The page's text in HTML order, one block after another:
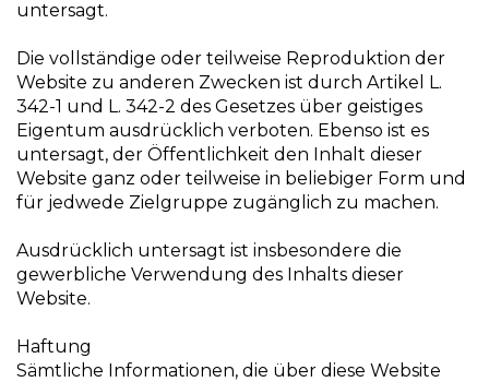
untersagt.
Die vollständige oder teilweise Reproduktion der
Website zu anderen Zwecken ist durch Artikel L.
342-1 und L. 342-2 des Gesetzes über geistiges
Eigentum ausdrücklich verboten. Ebenso ist es
untersagt, der Öffentlichkeit den Inhalt dieser
Website ganz oder teilweise in beliebiger Form und
für jedwede Zielgruppe zugänglich zu machen.
Ausdrücklich untersagt ist insbesondere die
gewerbliche Verwendung des Inhalts dieser
Website.
Haftung
Sämtliche Informationen, die über diese Website